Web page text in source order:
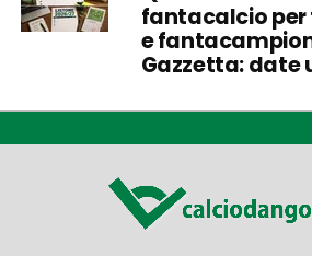
fantacalcio
e
Gazzetta: date